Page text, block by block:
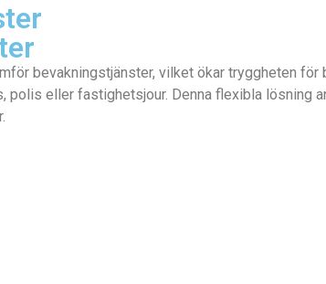
bevakningstjänster, vilket ökar tryggheten
polis eller fastighetsjour. Denna flexibla